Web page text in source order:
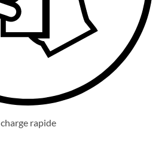
charge rapide